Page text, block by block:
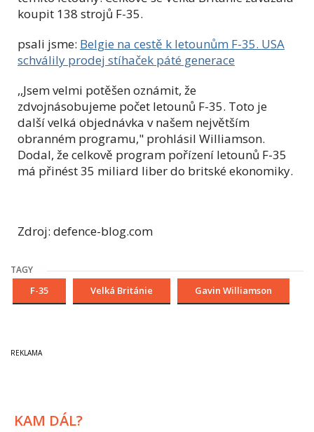
koupit 138 strojů F-35.
psali jsme: Belgie na cestě k letounům F-35. USA
schválily prodej stíhaček páté generace
,,Jsem velmi potěšen oznámit, že
zdvojnásobujeme počet letounů F-35. Toto je
další velká objednávka v našem největším
obranném programu," prohlásil Williamson.
Dodal, že celkově program pořízení letounů F-35
má přinést 35 miliard liber do britské ekonomiky.
Zdroj: defence-blog.com
TAGY
F-35 Velká Británie Gavin Williamson
KAM DÁL?